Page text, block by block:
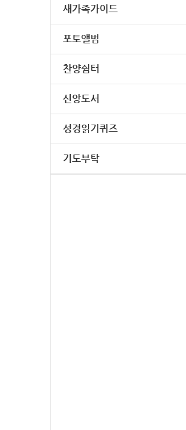
새가족가이드
포토앨범
찬양쉼터
신앙도서
성경읽기퀴즈
기도부탁